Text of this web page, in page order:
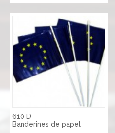
610 D
Banderines de papel